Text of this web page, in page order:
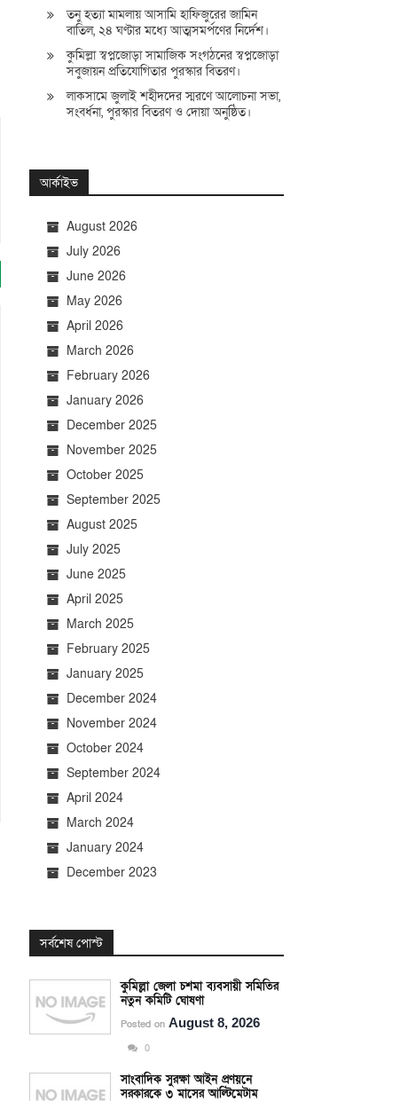
তনু হত্যা মামলায় আসামি হাফিজুরের জামিন
বাতিল, ২৪ ঘণ্টার মধ্যে আত্মসমর্পণের নির্দেশ।
কুমিল্লা স্বপ্নজোড়া সামাজিক সংগঠনের স্বপ্নজোড়া
সবুজায়ন প্রতিযোগিতার পুরস্কার বিতরণ।
লাকসামে জুলাই শহীদদের স্মরণে আলোচনা সভা,
সংবর্ধনা, পুরস্কার বিতরণ ও দোয়া অনুষ্ঠিত।
আর্কাইভ
August 2026
July 2026
June 2026
May 2026
April 2026
March 2026
February 2026
January 2026
December 2025
November 2025
October 2025
September 2025
August 2025
July 2025
June 2025
April 2025
March 2025
February 2025
January 2025
December 2024
November 2024
October 2024
September 2024
April 2024
March 2024
January 2024
December 2023
সর্বশেষ পোস্ট
কুমিল্লা জেলা চশমা ব্যবসায়ী সমিতির
নতুন কমিটি ঘোষণা
Posted onAugust 8, 2026
0
সাংবাদিক সুরক্ষা আইন প্রণয়নে
সরকারকে ৩ মাসের আল্টিমেটাম